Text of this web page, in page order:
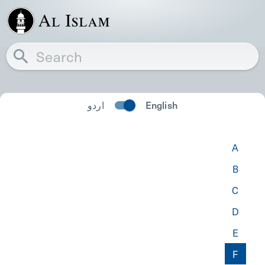
اردو English
A
B
C
D
E
F